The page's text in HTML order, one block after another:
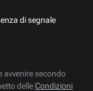
di segnale
avvenire secondo
delleCondizioni